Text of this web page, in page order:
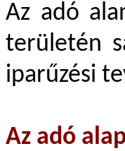
Az adó
területén
iparűzési
Az adó